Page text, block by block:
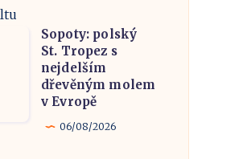
Sopoty: polský
St. Tropez s
nejdelším
dřevěným molem
v Evropě
06/08/2026